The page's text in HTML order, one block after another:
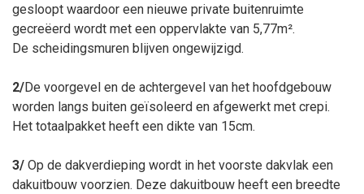
gesloopt waardoor een nieuwe private buitenruimte
gecreëerd wordt met een oppervlakte van 5,77m².
De scheidingsmuren blijven ongewijzigd.
2/De voorgevel en de achtergevel van het hoofdgebouw
worden langs buiten geïsoleerd en afgewerkt met crepi.
Het totaalpakket heeft een dikte van 15cm.
3/ Op de dakverdieping wordt in het voorste dakvlak een
dakuitbouw voorzien. Deze dakuitbouw heeft een breedte